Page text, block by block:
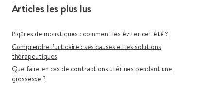
Articles les plus lus
Piqûres de moustiques : comment les éviter cet été ?
Comprendre l’urticaire : ses causes et les solutions
thérapeutiques
Que faire en cas de contractions utérines pendant une
grossesse ?